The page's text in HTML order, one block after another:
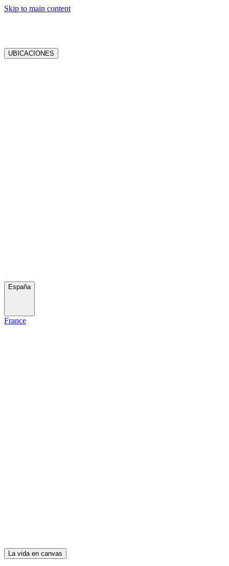
Skip to main content
UBICACIONES
España
France
La vida en canvas